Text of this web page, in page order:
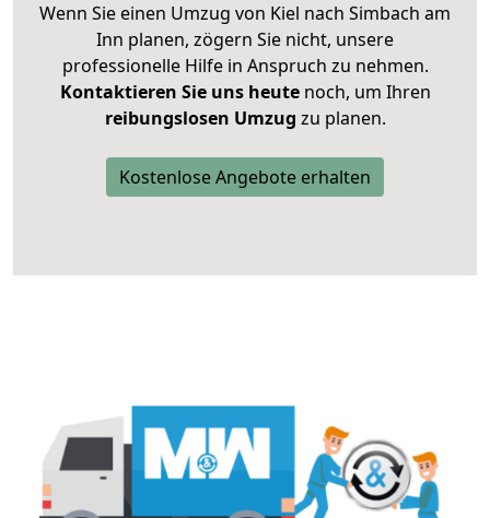
Wenn Sie einen Umzug von Kiel nach Simbach am
Inn planen, zögern Sie nicht, unsere
professionelle Hilfe in Anspruch zu nehmen.
Kontaktieren Sie uns heutenoch, um Ihren
reibungslosen Umzug zu planen.
Kostenlose Angebote erhalten